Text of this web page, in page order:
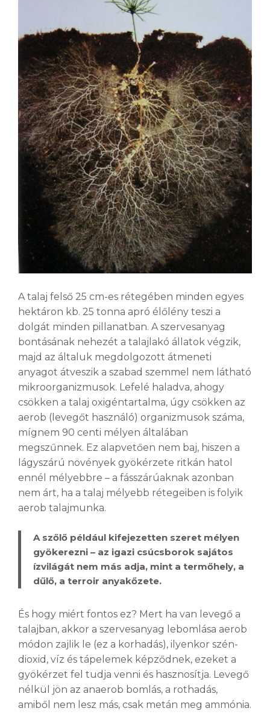
A talaj felső 25 cm-es rétegében minden egyes
hektáron kb. 25 tonna apró élőlény teszi a
dolgát minden pillanatban. A szervesanyag
bontásának nehezét a talajlakó állatok végzik,
majd az általuk megdolgozott átmeneti
anyagot átveszik a szabad szemmel nem látható
mikroorganizmusok. Lefelé haladva, ahogy
csökken a talaj oxigéntartalma, úgy csökken az
aerob (levegőt használó) organizmusok száma,
mígnem 90 centi mélyen általában
megszűnnek. Ez alapvetően nem baj, hiszen a
lágyszárú növények gyökérzete ritkán hatol
ennél mélyebbre – a fásszárúaknak azonban
nem árt, ha a talaj mélyebb rétegeiben is folyik
aerob talajmunka.
A szőlő például kifejezetten szeret mélyen
gyökerezni – az igazi csúcsborok sajátos
ízvilágát nem más adja, mint a termőhely, a
dűlő, a terroir anyakőzete.
És hogy miért fontos ez? Mert ha van levegő a
talajban, akkor a szervesanyag lebomlása aerob
módon zajlik le (ez a korhadás), ilyenkor szén-
dioxid, víz és tápelemek képződnek, ezeket a
gyökérzet fel tudja venni és hasznosítja. Levegő
nélkül jön az anaerob bomlás, a rothadás,
amiből nem lesz más, csak metán meg ammónia.